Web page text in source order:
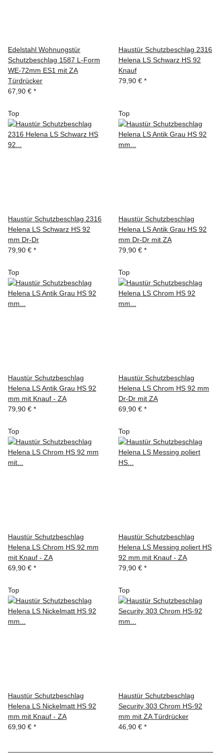
Edelstahl Wohnungstür
Schutzbeschlag 1587 L-Form
WE-72mm ES1 mit ZA
Türdrücker
67,90 € *
Haustür Schutzbeschlag 2316
Helena LS Schwarz HS 92
Knauf
79,90 € *
Top
Haustür Schutzbeschlag 2316
Helena LS Schwarz HS 92
mm Dr-Dr
79,90 € *
Top
Haustür Schutzbeschlag
Helena LS Antik Grau HS 92
mm Dr-Dr mit ZA
79,90 € *
Top
Haustür Schutzbeschlag
Helena LS Antik Grau HS 92
mm mit Knauf - ZA
79,90 € *
Top
Haustür Schutzbeschlag
Helena LS Chrom HS 92 mm
Dr-Dr mit ZA
69,90 € *
Top
Haustür Schutzbeschlag
Helena LS Chrom HS 92 mm
mit Knauf - ZA
69,90 € *
Top
Haustür Schutzbeschlag
Helena LS Messing poliert HS
92 mm mit Knauf - ZA
79,90 € *
Top
Haustür Schutzbeschlag
Helena LS Nickelmatt HS 92
mm mit Knauf - ZA
69,90 € *
Top
Haustür Schutzbeschlag
Security 303 Chrom HS-92
mm mit ZA Türdrücker
46,90 € *